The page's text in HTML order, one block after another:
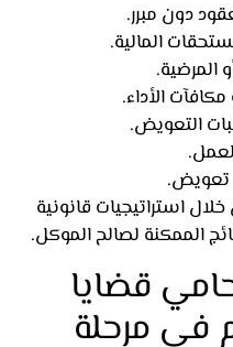
مبرر.
المالية.
الأداء.
قانونية
لصالح الموكل.
قضايا
مرحلة